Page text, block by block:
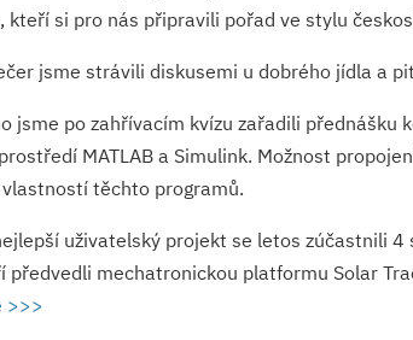
kteří si pro nás připravili pořad ve stylu
jsme strávili diskusemi u dobrého jídla a
jsme po zahřívacím kvízu zařadili
MATLAB a Simulink. Možnost
těchto programů.
uživatelský projekt se letos zúčastnili
předvedli mechatronickou platformu Solar
>>>